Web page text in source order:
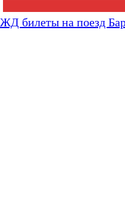
ЖД билеты на поезд